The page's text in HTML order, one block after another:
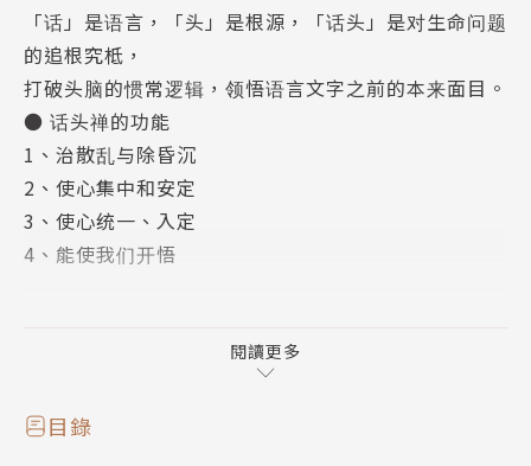
「话」是语言，「头」是根源，「话头」是对生命问题
的追根究柢，
打破头脑的惯常逻辑，领悟语言文字之前的本来面目。
● 话头禅的功能
1、治散乱与除昏沉
2、使心集中和安定
3、使心统一、入定
4、能使我们开悟
2. 未出娘胎前的本来面目是谁？
3. 拖着死尸走的是谁？
閱讀更多
目錄